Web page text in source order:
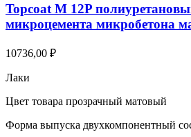
Topcoat M 12P
микроцемента микробетона
10736,00 ₽
Лаки
Цвет товара прозрачный матовый
Форма выпуска двухкомпонентный